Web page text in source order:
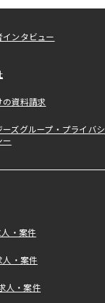
インタビュー
の資料請求
ーズグループ・プライバシ
ー
人・案件
人・案件
人・案件